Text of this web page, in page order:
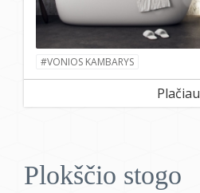
#VONIOS KAMBARYS
Plačiau
Plokščio stogo